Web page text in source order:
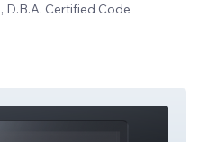
Certified Code